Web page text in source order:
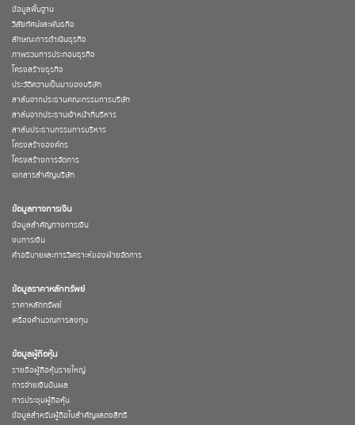
ข้อมูลพื้นฐาน
วิสัยทัศน์และพันธกิจ
ลักษณะการดำเนินธุรกิจ
ภาพรวมการประกอบธุรกิจ
โครงสร้างธุรกิจ
ประวัติความเป็นมาของบริษัท
สาส์นจากประธานคณะกรรมการบริษัท
สาส์นจากประธานเจ้าหน้าที่บริหาร
สาส์นประธานกรรมการบริหาร
โครงสร้างองค์กร
โครงสร้างการจัดการ
เอกสารสำคัญบริษัท
ข้อมูลทางการเงิน
ข้อมูลสำคัญทางการเงิน
งบการเงิน
คำอธิบายและการวิเคราะห์ของฝ่ายจัดการ
ข้อมูลราคาหลักทรัพย์
ราคาหลักทรัพย์
เครื่องคำนวณการลงทุน
ข้อมูลผู้ถือหุ้น
รายชื่อผู้ถือหุ้นรายใหญ่
การจ่ายเงินปันผล
การประชุมผู้ถือหุ้น
ข้อมูลสำหรับผู้ถือใบสำคัญแสดงสิทธิ